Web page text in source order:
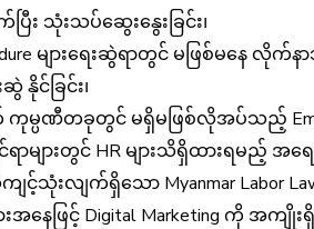
း သုံးသပ်ဆွေးနွေးခြင်း၊
များရေးဆွဲရာတွင် မဖြစ်မနေ
နိုင်ခြင်း၊
ကုမ္ပဏီတခုတွင် မရှိမဖြစ်လိုအပ်သည့်
ရာများတွင် HR များသိရှိထားရမည့်
းလျက်ရှိသော Myanmar Labor
ားအနေဖြင့် Digital Marketing ကို အ